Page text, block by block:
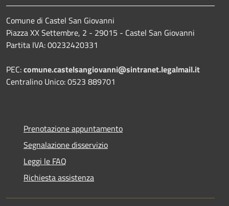
Comune di Castel San Giovanni
Piazza XX Settembre, 2 - 29015 - Castel San Giovanni
Partita IVA: 00232420331
PEC:comune.castelsangiovanni@sintranet.legalmail.it
Centralino Unico: 0523 889701
Prenotazione appuntamento
Segnalazione disservizio
Leggi le FAQ
Richiesta assistenza